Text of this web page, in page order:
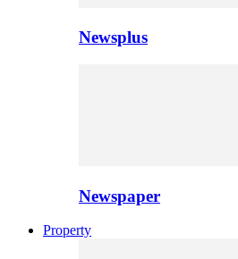
Newsplus
Newspaper
Property